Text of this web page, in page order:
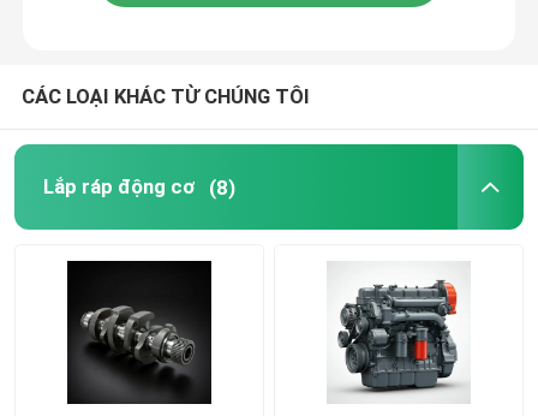
CÁC LOẠI KHÁC TỪ CHÚNG TÔI
Lắp ráp động cơ (8)